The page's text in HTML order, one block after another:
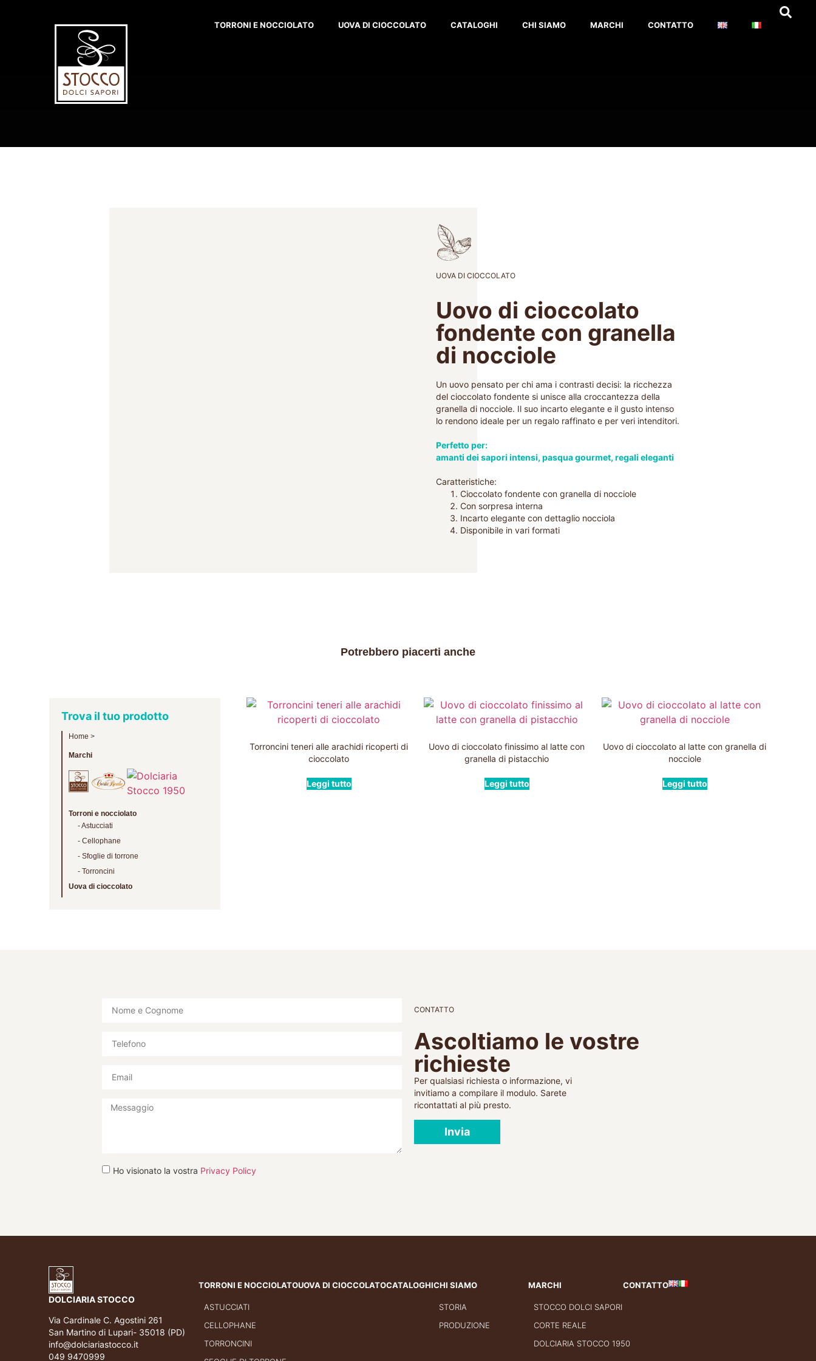
TORRONI E NOCCIOLATO UOVA DI CIOCCOLATO CATALOGHI CHI SIAMO MARCHI CONTATTO
UOVA DI CIOCCOLATO
Uovo di cioccolato
fondente con granella
di nocciole
Un uovo pensato per chi ama i contrasti decisi: la ricchezza
del cioccolato fondente si unisce alla croccantezza della
granella di nocciole. Il suo incarto elegante e il gusto intenso
lo rendono ideale per un regalo raffinato e per veri intenditori.
Perfetto per:
amanti dei sapori intensi, pasqua gourmet, regali eleganti
Caratteristiche:
Cioccolato fondente con granella di nocciole
Con sorpresa interna
Incarto elegante con dettaglio nocciola
Disponibile in vari formati
Potrebbero piacerti anche
Trova il tuo prodotto
Home >
Marchi
Torroni e nocciolato
Astucciati
Cellophane
Sfoglie di torrone
Torroncini
Uova di cioccolato
Torroncini teneri alle arachidi ricoperti di
cioccolato
Leggi tutto
Uovo di cioccolato finissimo al latte con
granella di pistacchio
Leggi tutto
Uovo di cioccolato al latte con granella di
nocciole
Leggi tutto
Ho visionato la vostra Privacy Policy
CONTATTO
Ascoltiamo le vostre
richieste
Per qualsiasi richiesta o informazione, vi
invitiamo a compilare il modulo. Sarete
ricontattati al più presto.
Invia
DOLCIARIA STOCCO
Via Cardinale C. Agostini 261
San Martino di Lupari- 35018 (PD)
info@dolciariastocco.it
049 9470999
TORRONI E NOCCIOLATO
ASTUCCIATI
CELLOPHANE
TORRONCINI
UOVA DI CIOCCOLATOCATALOGHICHI SIAMO
STORIA
PRODUZIONE
MARCHI
STOCCO DOLCI SAPORI
CORTE REALE
DOLCIARIA STOCCO 1950
CONTATTO